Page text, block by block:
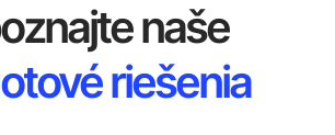
naše
riešenia